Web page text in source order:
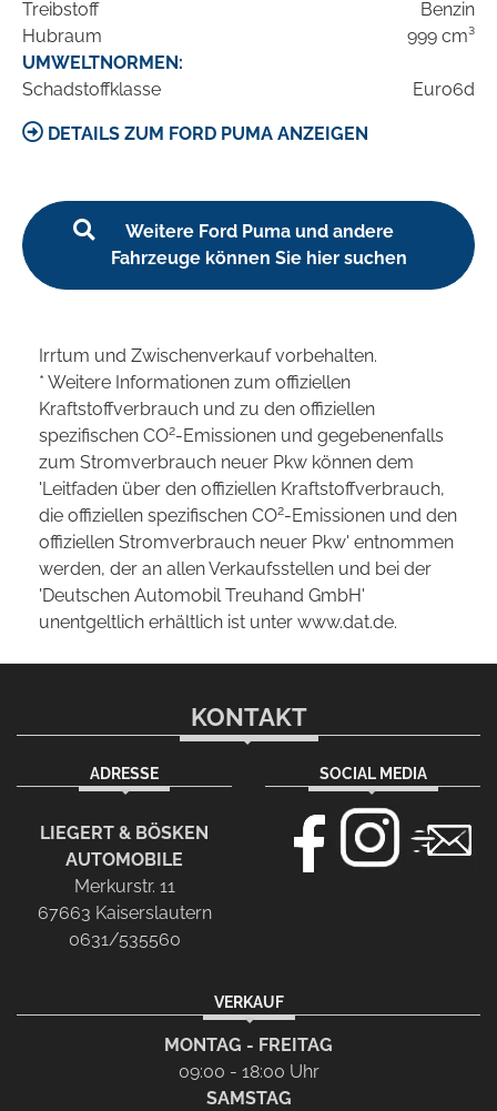
Treibstoff
Benzin
Hubraum
999 cm³
UMWELTNORMEN:
Schadstoffklasse
Euro6d
DETAILS ZUM FORD PUMA ANZEIGEN
Weitere Ford Puma und andere
Fahrzeuge können Sie hier suchen
Irrtum und Zwischenverkauf vorbehalten.
* Weitere Informationen zum offiziellen
Kraftstoffverbrauch und zu den offiziellen
spezifischen CO2-Emissionen und gegebenenfalls
zum Stromverbrauch neuer Pkw können dem
'Leitfaden über den offiziellen Kraftstoffverbrauch,
die offiziellen spezifischen CO2-Emissionen und den
offiziellen Stromverbrauch neuer Pkw' entnommen
werden, der an allen Verkaufsstellen und bei der
'Deutschen Automobil Treuhand GmbH'
unentgeltlich erhältlich ist unter www.dat.de.
KONTAKT
ADRESSE
LIEGERT & BÖSKEN
AUTOMOBILE
Merkurstr. 11
67663 Kaiserslautern
0631/535560
SOCIAL MEDIA
VERKAUF
MONTAG - FREITAG
09:00 - 18:00 Uhr
SAMSTAG